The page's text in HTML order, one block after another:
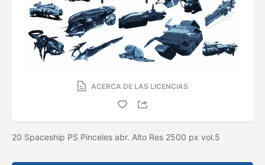
ACERCA DE LAS LICENCIAS
20 Spaceship PS Pinceles abr. Alto Res 2500 px vol.5